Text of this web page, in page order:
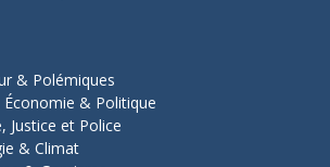
& Polémiques
& Politique
Justice et Police
& Climat